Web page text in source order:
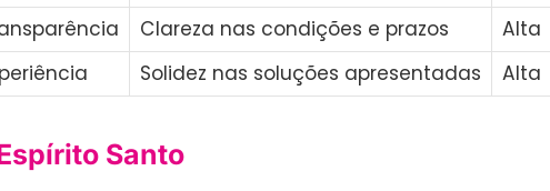
Clareza nas condições e prazos
Alta
Solidez nas soluções apresentadas Alta
Santo